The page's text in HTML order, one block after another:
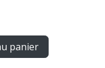
panier